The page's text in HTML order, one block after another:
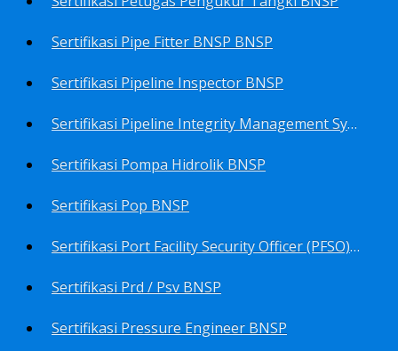
Sertifikasi Pipe Fitter BNSP BNSP
Sertifikasi Pipeline Inspector BNSP
Sertifikasi Pipeline Integrity Management System (Pims) BNSP
Sertifikasi Pompa Hidrolik BNSP
Sertifikasi Pop BNSP
Sertifikasi Port Facility Security Officer (PFSO) BNSP
Sertifikasi Prd / Psv BNSP
Sertifikasi Pressure Engineer BNSP